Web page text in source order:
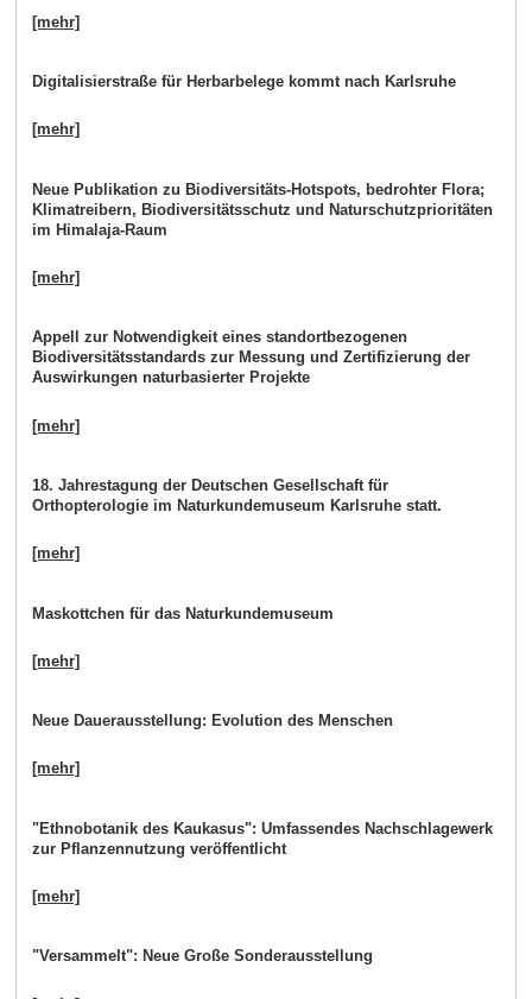
[mehr]
Digitalisierstraße für Herbarbelege kommt nach Karlsruhe
[mehr]
Neue Publikation zu Biodiversitäts-Hotspots, bedrohter Flora;
Klimatreibern, Biodiversitätsschutz und Naturschutzprioritäten
im Himalaja-Raum
[mehr]
Appell zur Notwendigkeit eines standortbezogenen
Biodiversitätsstandards zur Messung und Zertifizierung der
Auswirkungen naturbasierter Projekte
[mehr]
18. Jahrestagung der Deutschen Gesellschaft für
Orthopterologie im Naturkundemuseum Karlsruhe statt.
[mehr]
Maskottchen für das Naturkundemuseum
[mehr]
Neue Dauerausstellung: Evolution des Menschen
[mehr]
"Ethnobotanik des Kaukasus": Umfassendes Nachschlagewerk
zur Pflanzennutzung veröffentlicht
[mehr]
"Versammelt": Neue Große Sonderausstellung